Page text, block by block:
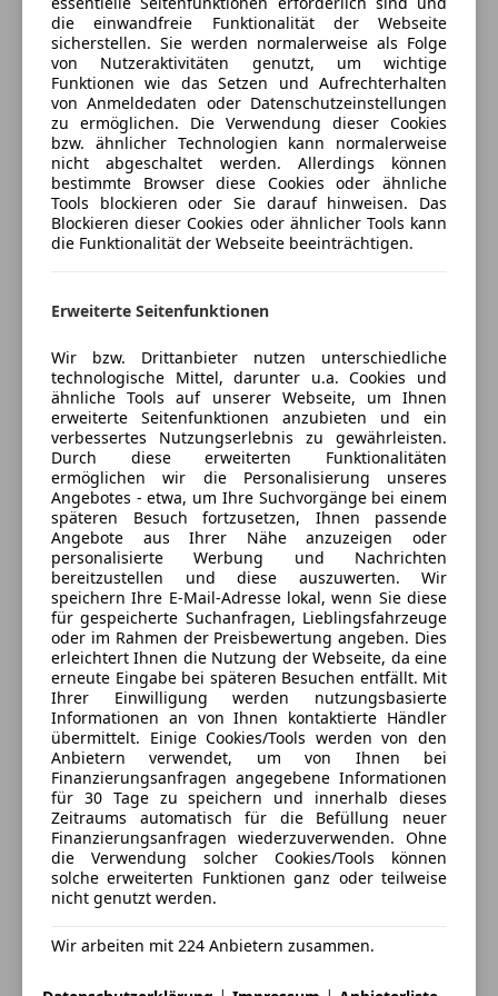
Notrufsystem
Reifendruckkontrollsystem
Seitenairbag
Servolenkung
Tagfahrlicht
Verkehrszeichenerkennung
Wegfahrsperre
Zentralverriegelung
Extras
Elektronische Parkbremse
Innenspiegel automatisch abblendend
Stahlfelgen
Touchscreen
Wärmepumpe
Gepäckraumabdeckung
Innenspiegel automatisch und stufenlos
abblendend
Lenkrad beheizbar
Leselampe vorne
Sitzheizung vorne
Sperrschalter für Fensterheber an Fahrertür
Start- / Stop-Knopf
LED-Heckleuchten
Scheinwerferhöhenverstellung automatisch
Tagfahrlicht in LED-Technik
TECHNIK & SICHERHEIT
Smart-Key-System
E-Call Notrufsystem
Gurtwarnsystem optisch und akustisch
MyToyota Connected Services
Servolenkung
Zentralverriegelung
EXTERIEUR
Privacy Glas
Außenspiegel beheizbar
Außenspiegel elektrisch einklappbar
Außenspiegel elektrisch einstellbar
Heckspoiler
Uni-Lackierung
E-MOBILITY
Wärmepumpe
Ladekabel Mode 3
SONSTIGE AUSSTATTUNGEN
Batterievorheizsystem
Versicherungsschutz an Ihre Bedürfnisse
anpassen
Freischaden-Gutschein ab Stufe 0
Auto einfach online versichern & Rabatt holen
Jetzt berechnen
Verkäufer Händler
ÖFAG Österr. Fahrzeugbau GmbH -
Salzburg
Sternebewertung 4.5 von 5
4,5Sterne
(71% Weiterempfehlungen)
Anbieter auf AutoScout24 seit 2023
Innsbrucker Bundesstraße 128 ,
5020 Salzburg, AT
Kontakt
Alle Fahrzeuge des Anbieters
Anbieter kontaktieren
Deine Nachricht
die einwandfreie Funktionalität der Webseite
sicherstellen. Sie werden normalerweise als Folge
von Nutzeraktivitäten genutzt, um wichtige
Funktionen wie das Setzen und Aufrechterhalten
von Anmeldedaten oder Datenschutzeinstellungen
zu ermöglichen. Die Verwendung dieser Cookies
bzw. ähnlicher Technologien kann normalerweise
nicht abgeschaltet werden. Allerdings können
bestimmte Browser diese Cookies oder ähnliche
Tools blockieren oder Sie darauf hinweisen. Das
Blockieren dieser Cookies oder ähnlicher Tools kann
die Funktionalität der Webseite beeinträchtigen.
Erweiterte Seitenfunktionen
Wir bzw. Drittanbieter nutzen unterschiedliche
technologische Mittel, darunter u.a. Cookies und
ähnliche Tools auf unserer Webseite, um Ihnen
erweiterte Seitenfunktionen anzubieten und ein
verbessertes Nutzungserlebnis zu gewährleisten.
Durch diese erweiterten Funktionalitäten
ermöglichen wir die Personalisierung unseres
Angebotes - etwa, um Ihre Suchvorgänge bei einem
späteren Besuch fortzusetzen, Ihnen passende
Angebote aus Ihrer Nähe anzuzeigen oder
personalisierte Werbung und Nachrichten
bereitzustellen und diese auszuwerten. Wir
speichern Ihre E-Mail-Adresse lokal, wenn Sie diese
für gespeicherte Suchanfragen, Lieblingsfahrzeuge
oder im Rahmen der Preisbewertung angeben. Dies
erleichtert Ihnen die Nutzung der Webseite, da eine
erneute Eingabe bei späteren Besuchen entfällt. Mit
Ihrer Einwilligung werden nutzungsbasierte
Informationen an von Ihnen kontaktierte Händler
übermittelt. Einige Cookies/Tools werden von den
Anbietern verwendet, um von Ihnen bei
Finanzierungsanfragen angegebene Informationen
für 30 Tage zu speichern und innerhalb dieses
Zeitraums automatisch für die Befüllung neuer
Finanzierungsanfragen wiederzuverwenden. Ohne
die Verwendung solcher Cookies/Tools können
solche erweiterten Funktionen ganz oder teilweise
nicht genutzt werden.
Wir arbeiten mit 224 Anbietern zusammen.